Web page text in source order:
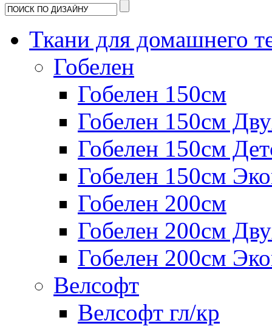
Ткани для домашнего
Гобелен
Гобелен 150см
Гобелен 150см
Гобелен 150см
Гобелен 150см
Гобелен 200см
Гобелен 200см
Гобелен 200см
Велсофт
Велсофт гл/кр